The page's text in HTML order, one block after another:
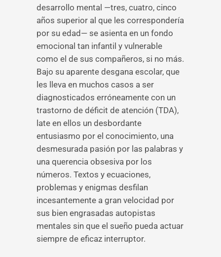
desarrollo mental —tres, cuatro, cinco
años superior al que les correspondería
por su edad— se asienta en un fondo
emocional tan infantil y vulnerable
como el de sus compañeros, si no más.
Bajo su aparente desgana escolar, que
les lleva en muchos casos a ser
diagnosticados erróneamente con un
trastorno de déficit de atención (TDA),
late en ellos un desbordante
entusiasmo por el conocimiento, una
desmesurada pasión por las palabras y
una querencia obsesiva por los
números. Textos y ecuaciones,
problemas y enigmas desfilan
incesantemente a gran velocidad por
sus bien engrasadas autopistas
mentales sin que el sueño pueda actuar
siempre de eficaz interruptor.